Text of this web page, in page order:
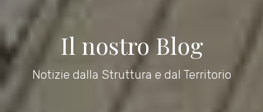
Il nostro Blog
Notizie dalla Struttura e dal Territorio